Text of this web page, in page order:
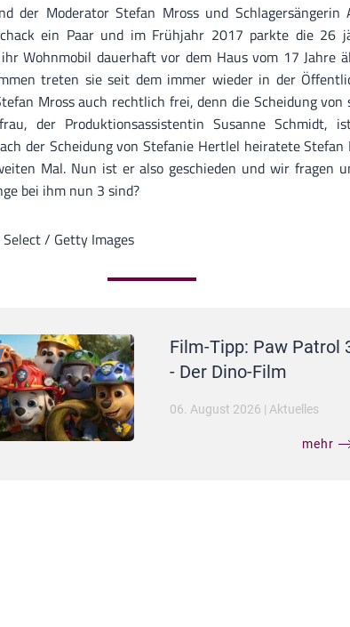
der Moderator Stefan Mross und Schlagersängerin
ein Paar und im Frühjahr 2017 parkte die 26
Wohnmobil dauerhaft vor dem Haus vom 17 Jahre
treten sie seit dem immer wieder in der
Mross auch rechtlich frei, denn die Scheidung von
der Produktionsassistentin Susanne Schmidt,
der Scheidung von Stefanie Hertlel heiratete Stefan
Mal. Nun ist er also geschieden und wir fragen
bei ihm nun 3 sind?
Select / Getty Images
Film-Tipp: Paw Patrol
- Der Dino-Film
06. August 2026 | Aktuelles
mehr